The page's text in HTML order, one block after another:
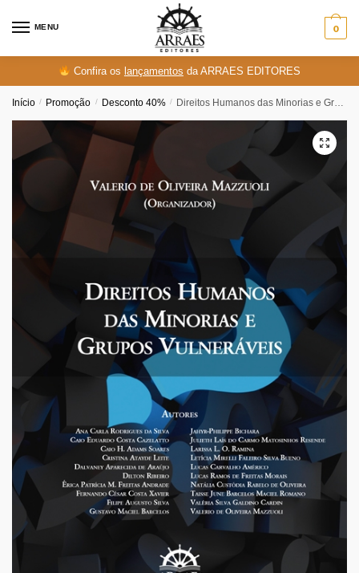
MENU 0
Confira os lançamentos da ARRAES EDITORES
Início / Promoção / Desconto 40% / Direitos Humanos das Minorias e Grupos Vulneraveis